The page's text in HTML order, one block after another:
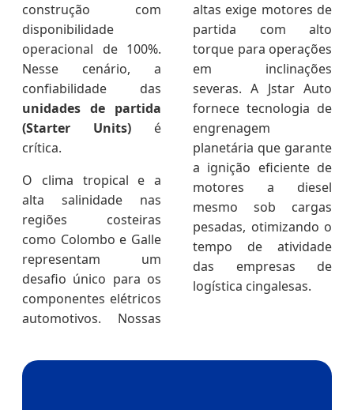
construção com
disponibilidade
operacional de 100%.
Nesse cenário, a
confiabilidade das
unidades de partida
(Starter Units) é
crítica.
O clima tropical e a
alta salinidade nas
regiões costeiras
como Colombo e Galle
representam um
desafio único para os
componentes elétricos
automotivos. Nossas
altas exige motores de
partida com alto
torque para operações
em inclinações
severas. A Jstar Auto
fornece tecnologia de
engrenagem
planetária que garante
a ignição eficiente de
motores a diesel
mesmo sob cargas
pesadas, otimizando o
tempo de atividade
das empresas de
logística cingalesas.